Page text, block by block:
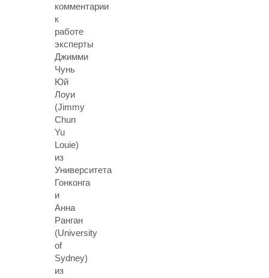
комментарии
к
работе
эксперты
Джимми
Чунь
Юй
Лоуи
(Jimmy
Chun
Yu
Louie)
из
Университета
Гонконга
и
Анна
Ранган
(University
of
Sydney)
из